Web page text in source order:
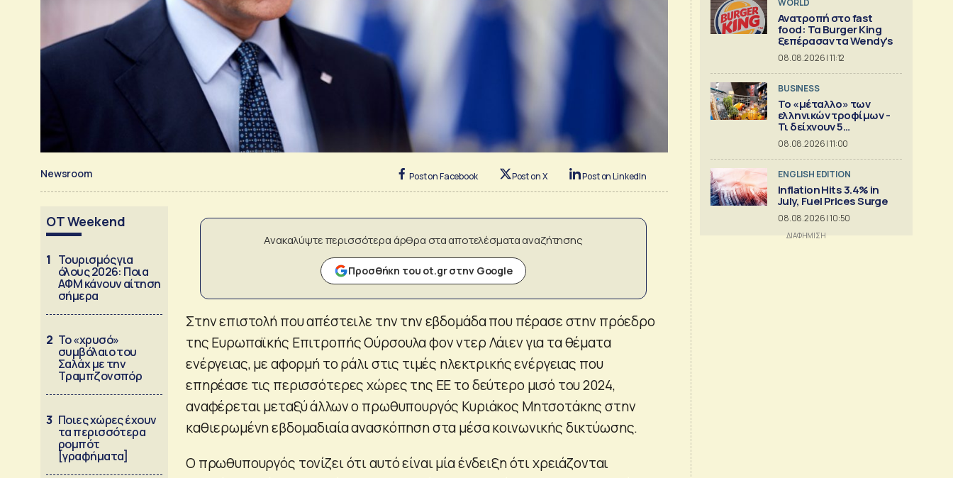
Newsroom Post on Facebook Post on X Post on LinkedIn
OT Weekend
1 Τουρισμός για
όλους 2026: Ποια
ΑΦΜ κάνουν αίτηση
σήμερα
2 Το «χρυσό»
συμβόλαιο του
Σαλάχ με την
Τραμπζονσπόρ
3 Ποιες χώρες έχουν
τα περισσότερα
ρομπότ
[γραφήματα]
Ανακαλύψτε περισσότερα άρθρα στα αποτελέσματα αναζήτησης
Προσθήκη του ot.gr στην Google
Στην επιστολή που απέστειλε την την εβδομάδα που πέρασε στην πρόεδρο
της Ευρωπαϊκής Επιτροπής Ούρσουλα φον ντερ Λάιεν για τα θέματα
ενέργειας, με αφορμή το ράλι στις τιμές ηλεκτρικής ενέργειας που
επηρέασε τις περισσότερες χώρες της ΕΕ το δεύτερο μισό του 2024,
αναφέρεται μεταξύ άλλων ο πρωθυπουργός Κυριάκος Μητσοτάκης στην
καθιερωμένη εβδομαδιαία ανασκόπηση στα μέσα κοινωνικής δικτύωσης.
Ο πρωθυπουργός τονίζει ότι αυτό είναι μία ένδειξη ότι χρειάζονται
WORLD
Ανατροπή στο fast
food: Τα Burger King
ξεπέρασαν τα Wendy's
08.08.2026 | 11:12
BUSINESS
Το «μέταλλο» των
ελληνικών τροφίμων -
Τι δείχνουν 5
ισολογισμοί
08.08.2026 | 11:00
ENGLISH EDITION
Inflation Hits 3.4% in
July, Fuel Prices Surge
08.08.2026 | 10:50